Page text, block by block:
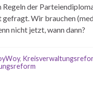
Regeln der
Wir brauchen
nicht jetzt, wann dann?
,